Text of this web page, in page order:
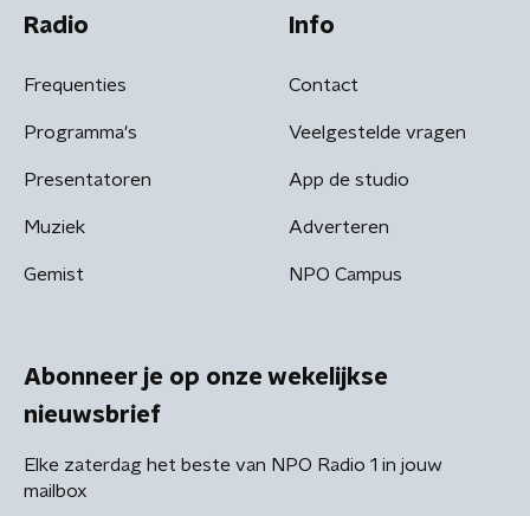
Radio
Frequenties
Programma's
Presentatoren
Muziek
Gemist
Info
Contact
Veelgestelde vragen
App de studio
Adverteren
NPO Campus
Abonneer je op onze wekelijkse
nieuwsbrief
Elke zaterdag het beste van NPO Radio 1 in jouw
mailbox